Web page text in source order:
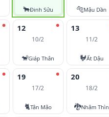
🐂Đinh Sửu 🐅Mậu Dần
12
10/2
🐒Giáp Thân
13
11/2
🐓Ất Dậu
19
17/2
🐈Tân Mão
20
18/2
🐉Nhâm Thìn